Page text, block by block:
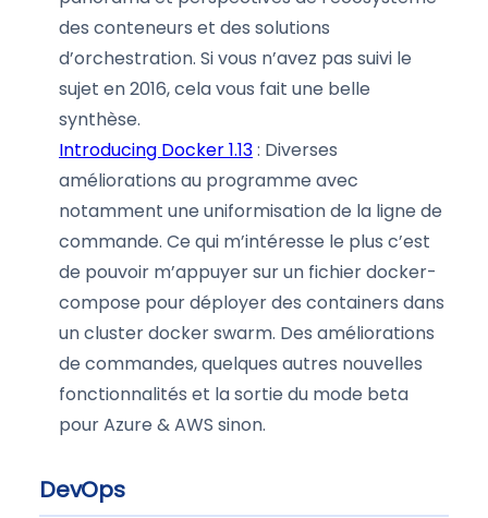
des conteneurs et des solutions
d’orchestration. Si vous n’avez pas suivi le
sujet en 2016, cela vous fait une belle
synthèse.
Introducing Docker 1.13: Diverses
améliorations au programme avec
notamment une uniformisation de la ligne de
commande. Ce qui m’intéresse le plus c’est
de pouvoir m’appuyer sur un fichier docker-
compose pour déployer des containers dans
un cluster docker swarm. Des améliorations
de commandes, quelques autres nouvelles
fonctionnalités et la sortie du mode beta
pour Azure & AWS sinon.
DevOps